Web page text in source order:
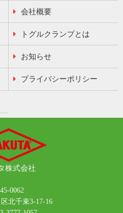
会社概要
トグルクランプとは
お知らせ
プライバシーポリシー
株式会社
0062
北千束3-17-16